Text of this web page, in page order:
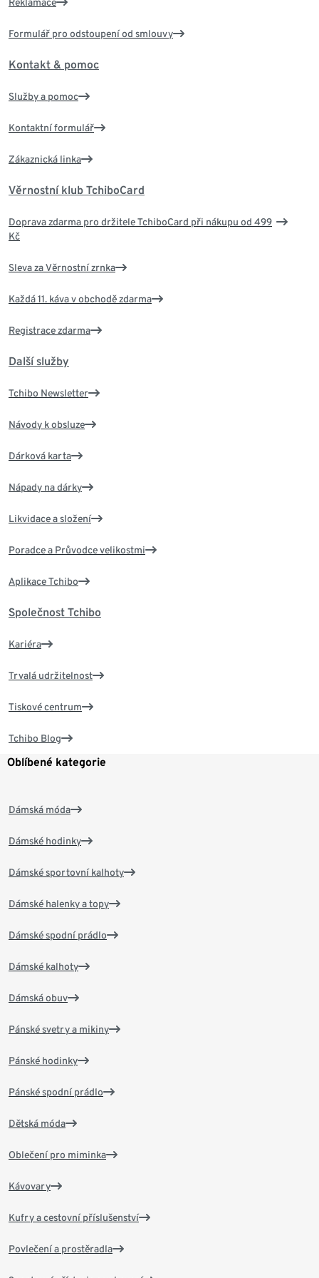
Formulář pro odstoupení od smlouvy
Kontakt & pomoc
Služby a pomoc
Kontaktní formulář
Zákaznická linka
Věrnostní klub TchiboCard
Doprava zdarma pro držitele TchiboCard při nákupu od 499
Kč
Sleva za Věrnostní zrnka
Každá 11. káva v obchodě zdarma
Registrace zdarma
Další služby
Tchibo Newsletter
Návody k obsluze
Dárková karta
Nápady na dárky
Likvidace a složení
Poradce a Průvodce velikostmi
Aplikace Tchibo
Společnost Tchibo
Kariéra
Trvalá udržitelnost
Tiskové centrum
Tchibo Blog
Oblíbené kategorie
Dámská móda
Dámské hodinky
Dámské sportovní kalhoty
Dámské halenky a topy
Dámské spodní prádlo
Dámské kalhoty
Dámská obuv
Pánské svetry a mikiny
Pánské hodinky
Pánské spodní prádlo
Dětská móda
Oblečení pro miminka
Kávovary
Kufry a cestovní příslušenství
Povlečení a prostěradla